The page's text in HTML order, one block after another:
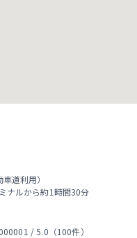
道利用）
ナルから約1時間30分
/ 5.0 （100件）